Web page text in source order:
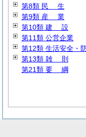
第8類 民 生
第9類 産 業
第10類 建 設
第11類 公営企業
第12類 生活安全・
第13類 雑 則
第21類 要 綱